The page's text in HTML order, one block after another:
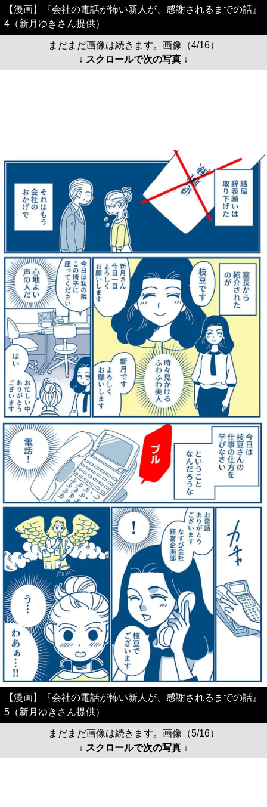
【漫画】『会社の電話が怖い新人が、感謝されるまでの話』
4（新月ゆきさん提供）
まだまだ画像は続きます。画像（4/16）
↓ スクロールで次の写真 ↓
【漫画】『会社の電話が怖い新人が、感謝されるまでの話』
5（新月ゆきさん提供）
まだまだ画像は続きます。画像（5/16）
↓ スクロールで次の写真 ↓